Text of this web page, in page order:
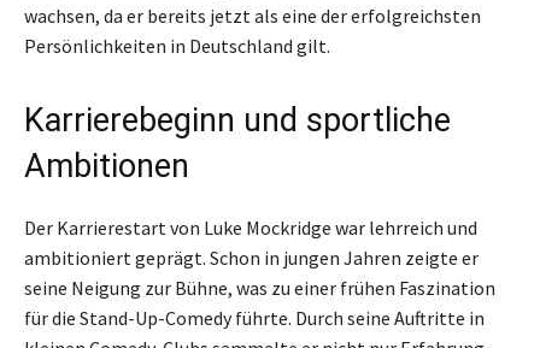
wachsen, da er bereits jetzt als eine der erfolgreichsten
Persönlichkeiten in Deutschland gilt.
Karrierebeginn und sportliche
Ambitionen
Der Karrierestart von Luke Mockridge war lehrreich und
ambitioniert geprägt. Schon in jungen Jahren zeigte er
seine Neigung zur Bühne, was zu einer frühen Faszination
für die Stand-Up-Comedy führte. Durch seine Auftritte in